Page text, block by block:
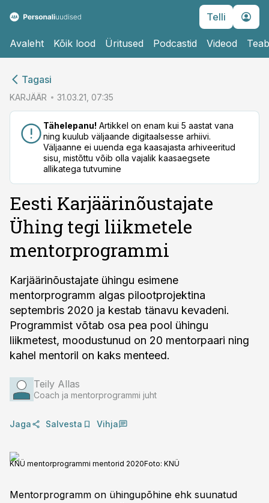
Telli
Avaleht Kõik lood Üritused Podcastid Videod
Tagasi
KARJÄÄR 31.03.21, 07:35
Tähelepanu! Artikkel on enam kui 5 aastat vana
ning kuulub väljaande digitaalsesse arhiivi.
Väljaanne ei uuenda ega kaasajasta arhiveeritud
sisu, mistõttu võib olla vajalik kaasaegsete
allikatega tutvumine
Eesti Karjäärinõustajate
Ühing tegi liikmetele
mentorprogrammi
Karjäärinõustajate ühingu esimene
mentorprogramm algas pilootprojektina
septembris 2020 ja kestab tänavu kevadeni.
Programmist võtab osa pea pool ühingu
liikmetest, moodustunud on 20 mentorpaari ning
kahel mentoril on kaks menteed.
Teily Allas
Coach ja mentorprogrammi juht
Jaga Salvesta Vihja
KNÜ mentorprogrammi mentorid 2020Foto: KNÜ
Mentorprogramm on ühingupõhine ehk suunatud